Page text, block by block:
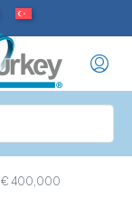
€ 400,000